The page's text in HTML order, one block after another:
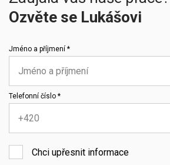
Ozvěte se Lukášovi
Jméno a příjmení *
Telefonní číslo *
Chci upřesnit informace